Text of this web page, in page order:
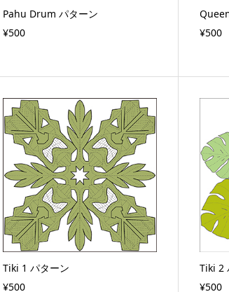
Pahu Drum パターン
¥500
¥500
Tiki 1 パターン
¥500
Tiki 2
¥500